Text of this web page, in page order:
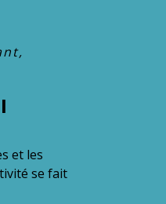
et les
se fait